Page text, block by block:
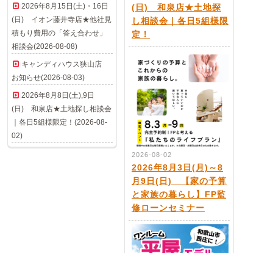
2026年8月15日(土)・16日
(日) イオン藤井寺店★他社見
積もり費用の「答え合わせ」
相談会(2026-08-08)
キャンディハウス狭山店
お知らせ(2026-08-03)
2026年8月8日(土),9日
(日) 和泉店★土地探し相談会
｜各日5組様限定！(2026-08-
02)
(日) 和泉店★土地探
し相談会｜各日5組様限
定！
2026-08-02
2026年8月3日(月)～8
月9日(日) 【家の予算
と家族の暮らし】FP監
修ローンセミナー